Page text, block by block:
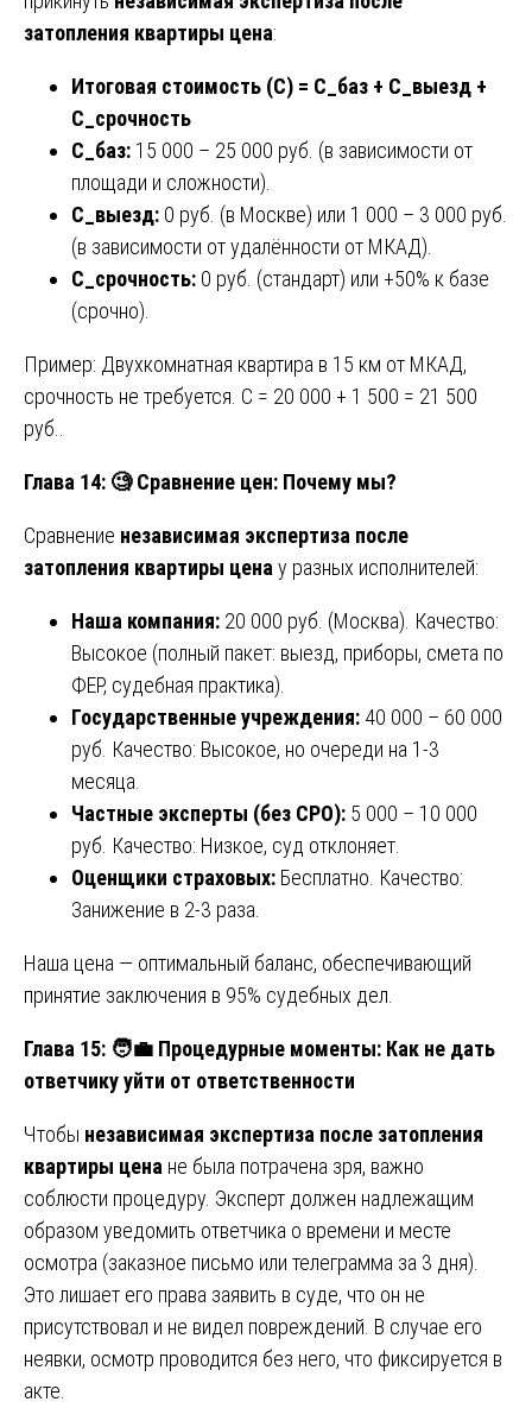
затопления квартиры цена:
Итоговая стоимость (С) = С_баз + С_выезд +
С_срочность
С_баз: 15 000 – 25 000 руб. (в зависимости от
площади и сложности).
С_выезд: 0 руб. (в Москве) или 1 000 – 3 000 руб.
(в зависимости от удалённости от МКАД).
С_срочность: 0 руб. (стандарт) или +50% к базе
(срочно).
Пример: Двухкомнатная квартира в 15 км от МКАД,
срочность не требуется. С = 20 000 + 1 500 = 21 500
руб..
Глава 14: 🧐Сравнение цен: Почему мы?
Сравнение независимая экспертиза после
затопления квартиры цена у разных исполнителей:
Наша компания: 20 000 руб. (Москва). Качество:
Высокое (полный пакет: выезд, приборы, смета по
ФЕР, судебная практика).
Государственные учреждения: 40 000 – 60 000
руб. Качество: Высокое, но очереди на 1-3
месяца.
Частные эксперты (без СРО): 5 000 – 10 000
руб. Качество: Низкое, суд отклоняет.
Оценщики страховых: Бесплатно. Качество:
Занижение в 2-3 раза.
Наша цена — оптимальный баланс, обеспечивающий
принятие заключения в 95% судебных дел.
Глава 15: 🧑‍💼 Процедурные моменты: Как не дать
ответчику уйти от ответственности
Чтобы независимая экспертиза после затопления
квартиры цена не была потрачена зря, важно
соблюсти процедуру. Эксперт должен надлежащим
образом уведомить ответчика о времени и месте
осмотра (заказное письмо или телеграмма за 3 дня).
Это лишает его права заявить в суде, что он не
присутствовал и не видел повреждений. В случае его
неявки, осмотр проводится без него, что фиксируется в
акте.